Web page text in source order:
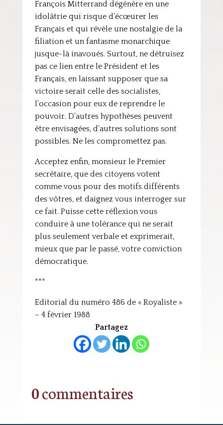
François Mitterrand dégénère en une
idolâtrie qui risque d’écœurer les
Français et qui révèle une nostalgie de la
filiation et un fantasme monarchique
jusque-là inavoués. Surtout, ne détruisez
pas ce lien entre le Président et les
Français, en laissant supposer que sa
victoire serait celle des socialistes,
l’occasion pour eux de reprendre le
pouvoir. D’autres hypothèses peuvent
être envisagées, d’autres solutions sont
possibles. Ne les compromettez pas.
Acceptez enfin, monsieur le Premier
secrétaire, que des citoyens votent
comme vous pour des motifs différents
des vôtres, et daignez vous interroger sur
ce fait. Puisse cette réflexion vous
conduire à une tolérance qui ne serait
plus seulement verbale et exprimerait,
mieux que par le passé, votre conviction
démocratique.
***
Editorial du numéro 486 de « Royaliste »
– 4 février 1988
Partagez
0 commentaires